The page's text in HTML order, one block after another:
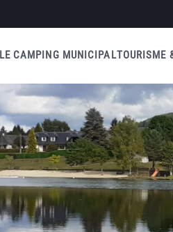
LE CAMPING MUNICIPALTOURISME